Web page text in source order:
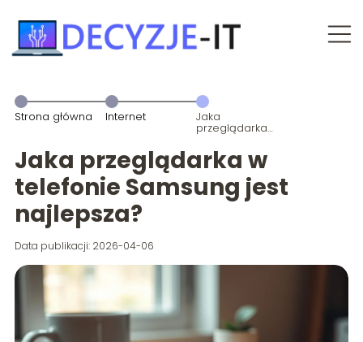
Strona główna Internet Jaka
przeglądarka
w telefonie
Samsung jest
najlepsza?
Jaka przeglądarka w
telefonie Samsung jest
najlepsza?
Data publikacji: 2026-04-06